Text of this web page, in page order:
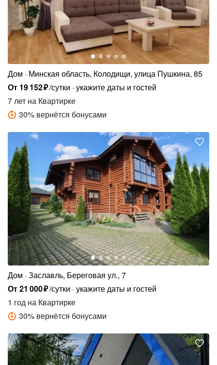
Дом
Минская область, Колодищи, улица Пушкина, 85
От 19152₽/сутки укажите даты и гостей
7 лет на Квартирке
30% вернётся бонусами
Дом Заславль, Береговая ул., 7
От21 000₽/сутки укажите даты и гостей
1 год на Квартирке
30% вернётся бонусами